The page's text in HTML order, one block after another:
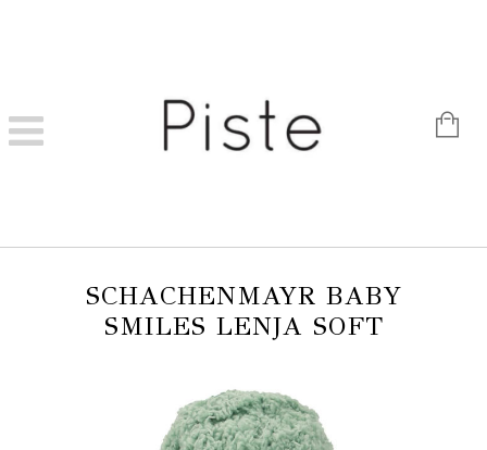
SCHACHENMAYR BABY
SMILES LENJA SOFT